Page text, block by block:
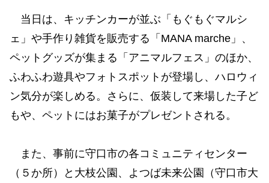
当日は、キッチンカーが並ぶ「もぐもぐマルシ
ェ」や手作り雑貨を販売する「MANA marche」、
ペットグッズが集まる「アニマルフェス」のほか、
ふわふわ遊具やフォトスポットが登場し、ハロウィ
ン気分が楽しめる。さらに、仮装して来場した子ど
もや、ペットにはお菓子がプレゼントされる。
また、事前に守口市の各コミュニティセンター
（５か所）と大枝公園、よつば未来公園（守口市大